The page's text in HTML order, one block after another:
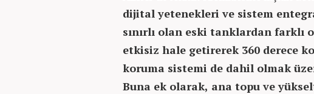
dijital yetenekleri ve sistem
sınırlı olan eski tanklardan
etkisiz hale getirerek 360 derece
koruma sistemi de dahil olmak
Buna ek olarak, ana topu ve